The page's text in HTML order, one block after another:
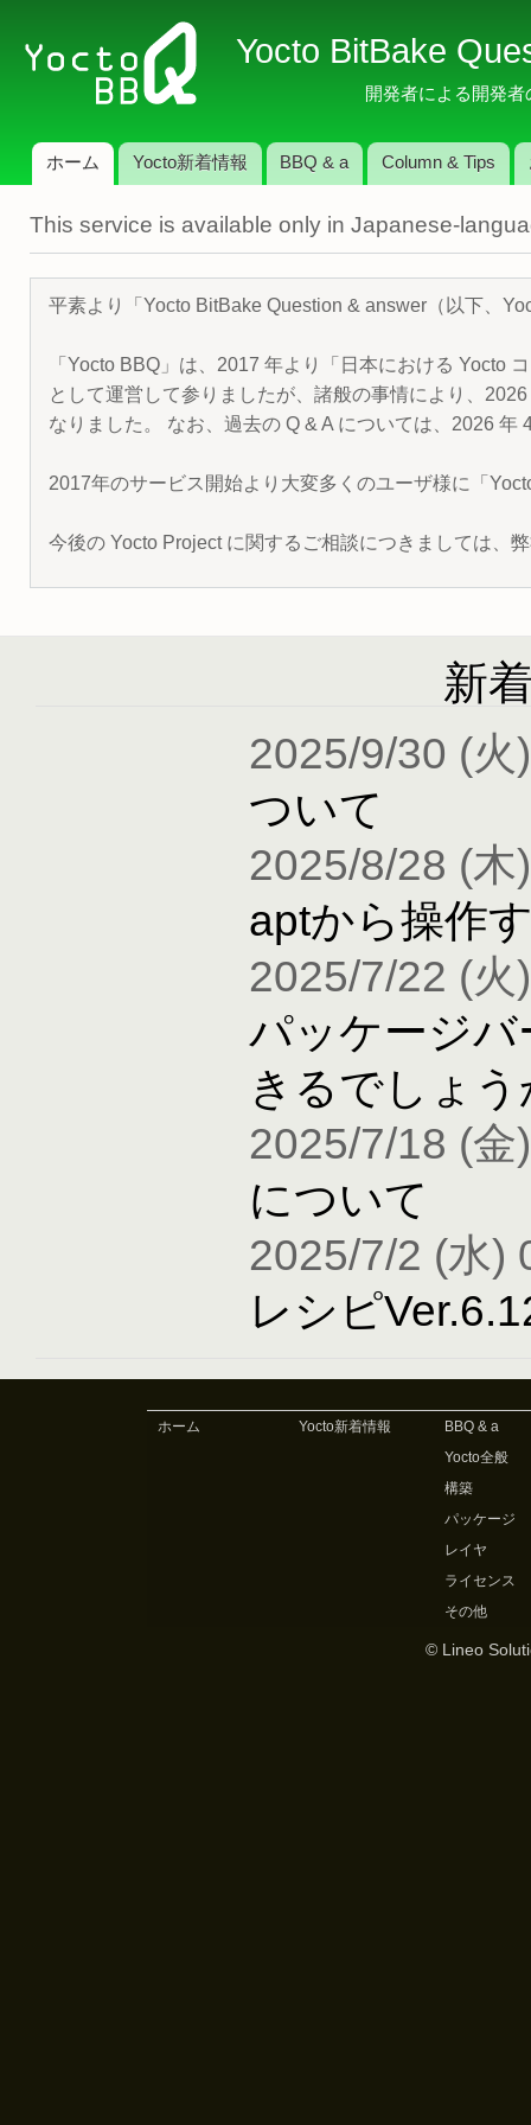
イ
コ
テ
ツ
に
移
動
Yocto BitBake
開発者による開発
メインメニュー
ホーム Yocto新着情報 BBQ & a Column & Tips
This service is available only in Japanese-
平素より「Yocto BitBake Question & answer（以下、
「Yocto BBQ」は、2017 年より「日本における Yocto
として運営して参りましたが、諸般の事情により、
なりました。 なお、過去の Q & A については、2026
2017年のサービス開始より大変多くのユーザ様に「
今後の Yocto Project に関するご相談につきましては、
新
2025/9/30 (火
ついて
2025/8/28 (木
aptから操作
2025/7/22 (火
パッケージ
きるでしょう
2025/7/18 (金
について
2025/7/2 (水)
レシピ
ホーム Yocto新着情報
BBQ & a
Yocto全般
構築
パッケージ
レイヤ
ライセンス
その他
© Lineo